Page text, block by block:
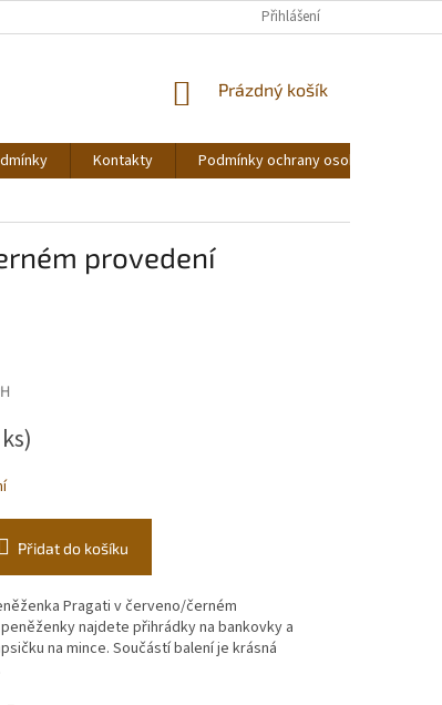
Přihlášení
NÁKUPNÍ
Prázdný košík
Kontakty
Podmínky ochrany osobních údajů
provedení
Přidat do košíku
Pragati v červeno/černém
najdete přihrádky na bankovky a
na mince. Součástí balení je krásná